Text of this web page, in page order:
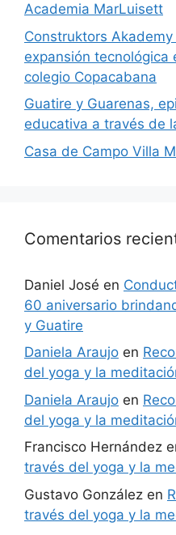
Academia MarLuisett
Construktors
expansión tecnológica
colegio Copacabana
Guatire y Guarenas,
educativa a través de
Casa de Campo Villa
Comentarios
Daniel José en
60 aniversario
y Guatire
Daniela Araujo en
del yoga y la
Daniela Araujo en
del yoga y la
Francisco Hernández
través del yoga y la
Gustavo González en
través del yoga y la